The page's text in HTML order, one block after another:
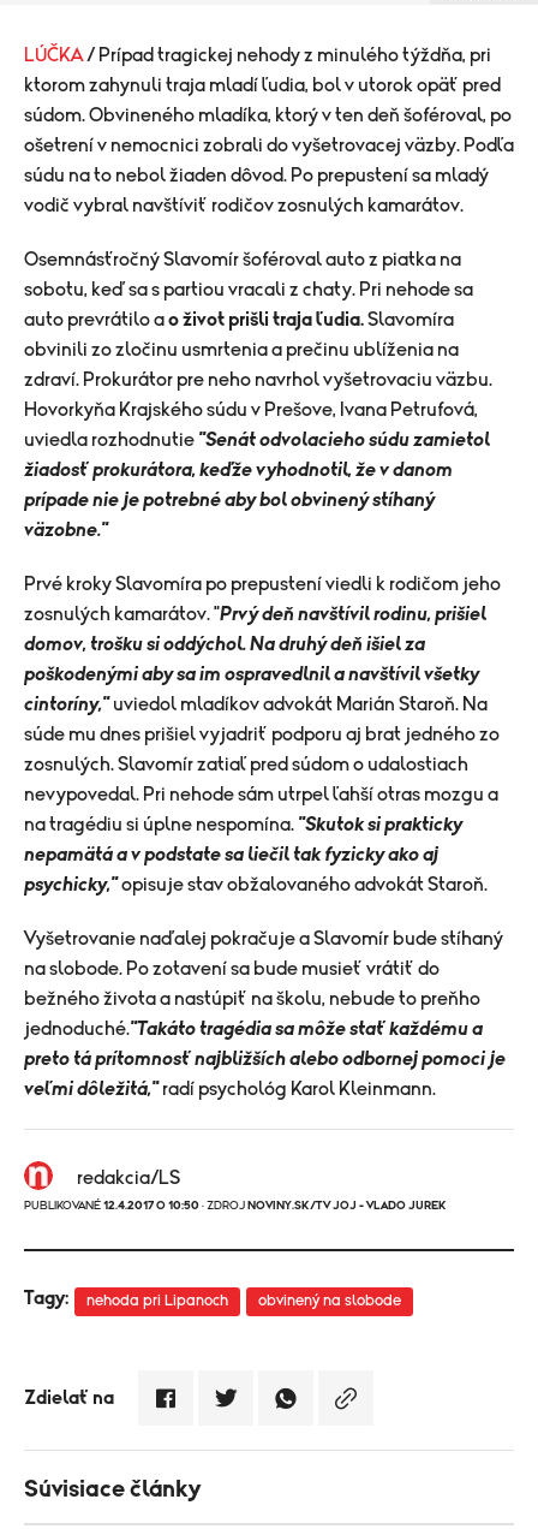
LÚČKA / Prípad tragickej nehody z minulého týždňa, pri
ktorom zahynuli traja mladí ľudia, bol v utorok opäť pred
súdom. Obvineného mladíka, ktorý v ten deň šoféroval, po
ošetrení v nemocnici zobrali do vyšetrovacej väzby. Podľa
súdu na to nebol žiaden dôvod. Po prepustení sa mladý
vodič vybral navštíviť rodičov zosnulých kamarátov.
Osemnásťročný Slavomír šoféroval auto z piatka na
sobotu, keď sa s partiou vracali z chaty. Pri nehode sa
auto prevrátilo ao život prišli traja ľudia.Slavomíra
obvinili zo zločinu usmrtenia a prečinu ublíženia na
zdraví. Prokurátor pre neho navrhol vyšetrovaciu väzbu.
Hovorkyňa Krajského súdu v Prešove, Ivana Petrufová,
uviedla rozhodnutie "Senát odvolacieho súdu zamietol
žiadosť prokurátora, keďže vyhodnotil, že v danom
prípade nie je potrebné aby bol obvinený stíhaný
väzobne."
Prvé kroky Slavomíra po prepustení viedli k rodičom jeho
zosnulých kamarátov. "Prvý deň navštívil rodinu, prišiel
domov, trošku si oddýchol. Na druhý deň išiel za
poškodenými aby sa im ospravedlnil a navštívil všetky
cintoríny,"uviedol mladíkov advokát Marián Staroň. Na
súde mu dnes prišiel vyjadriť podporu aj brat jedného zo
zosnulých. Slavomír zatiaľ pred súdom o udalostiach
nevypovedal. Pri nehode sám utrpel ľahší otras mozgu a
na tragédiu si úplne nespomína. "Skutok si prakticky
nepamätá a v podstate sa liečil tak fyzicky ako aj
psychicky,"opisuje stav obžalovaného advokát Staroň.
Vyšetrovanie naďalej pokračuje a Slavomír bude stíhaný
na slobode. Po zotavení sa bude musieť vrátiť do
bežného života a nastúpiť na školu, nebude to preňho
jednoduché."Takáto tragédia sa môže stať každému a
preto tá prítomnosť najbližších alebo odbornej pomoci je
veľmi dôležitá,"radí psychológ Karol Kleinmann.
redakcia/LS
PUBLIKOVANÉ 12.4.2017 O 10:50 · ZDROJ NOVINY.SK/TV JOJ - VLADO JUREK
Tagy: nehoda pri Lipanoch obvinený na slobode
Zdielať na
Súvisiace články